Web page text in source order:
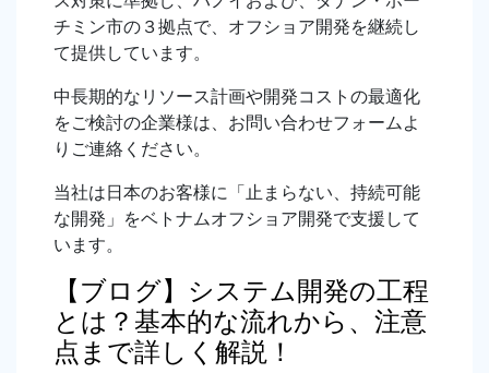
チミン市の３拠点で、オフショア開発を継続し
て提供しています。
中長期的なリソース計画や開発コストの最適化
をご検討の企業様は、お問い合わせフォームよ
りご連絡ください。
当社は日本のお客様に「止まらない、持続可能
な開発」をベトナムオフショア開発で支援して
います。
【ブログ】システム開発の工程
とは？基本的な流れから、注意
点まで詳しく解説！